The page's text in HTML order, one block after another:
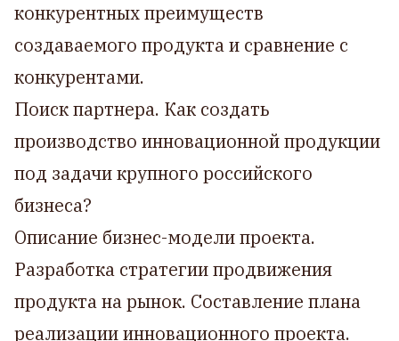
конкурентных преимуществ
создаваемого продукта и сравнение с
конкурентами.
Поиск партнера. Как создать
производство инновационной продукции
под задачи крупного российского
бизнеса?
Описание бизнес-модели проекта.
Разработка стратегии продвижения
продукта на рынок. Составление плана
реализации инновационного проекта.